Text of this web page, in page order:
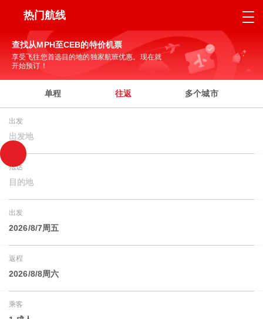
热门航线
查找从MPH至CEB的特价机票
享受飞往您首选目的地的独家航班优惠。现在就
开始预订！
单程 往返 多个城市
出发
出发地
抵达
目的地
出发
2026/8/7周五
返程
2026/8/8周六
乘客